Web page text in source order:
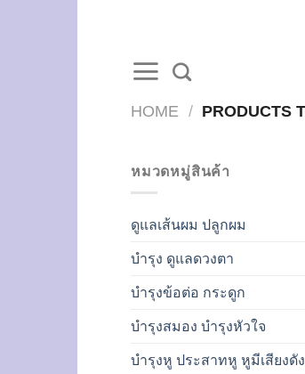
HOME / PRODUCTS
หมวดหมู่สินค้า
ดูแลเส้นผม ปลูกผม
บำรุง ดูแลดวงตา
บำรุงข้อต่อ กระดูก
บำรุงสมอง บำรุงหัวใจ
บำรุงหู ประสาทหู หูมีเสียงดัง